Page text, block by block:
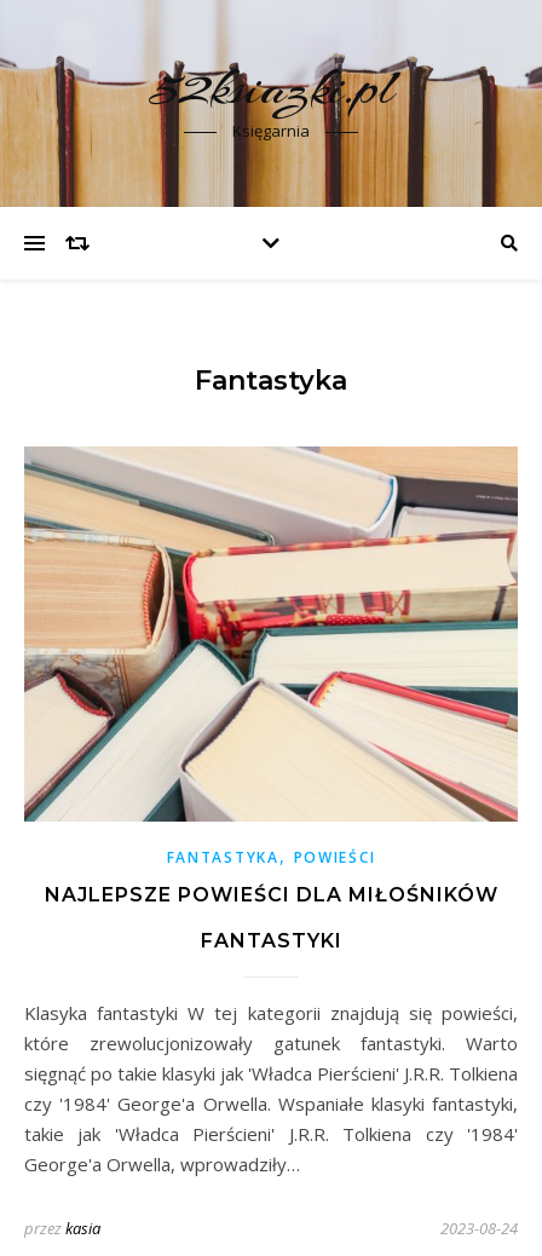
52ksiazki.pl
Księgarnia
Fantastyka
FANTASTYKA, POWIEŚCI
NAJLEPSZE POWIEŚCI DLA MIŁOŚNIKÓW
FANTASTYKI
Klasyka fantastyki W tej kategorii znajdują się powieści,
które zrewolucjonizowały gatunek fantastyki. Warto
sięgnąć po takie klasyki jak 'Władca Pierścieni' J.R.R. Tolkiena
czy '1984' George'a Orwella. Wspaniałe klasyki fantastyki,
takie jak 'Władca Pierścieni' J.R.R. Tolkiena czy '1984'
George'a Orwella, wprowadziły…
przezkasia 2023-08-24